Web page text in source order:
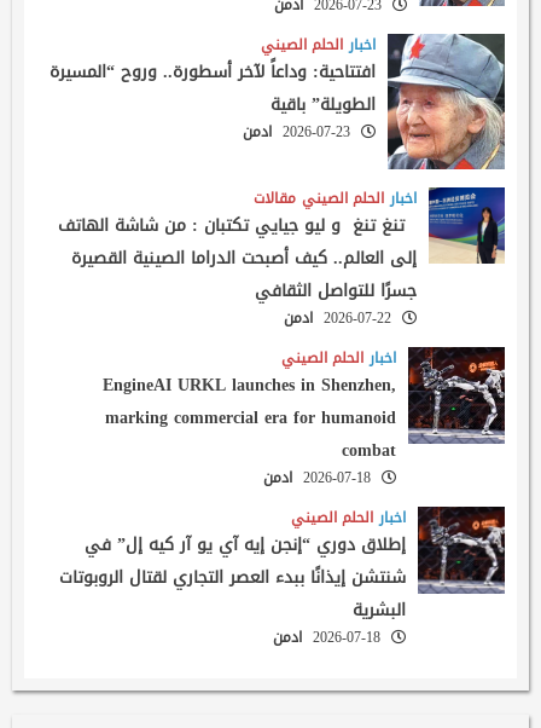
اخبار الحلم الصيني
افتتاحية: وداعاً لآخر أسطورة.. وروح “المسيرة
الطويلة” باقية
2026-07-23 ادمن
اخبار الحلم الصيني مقالات
تنغ تنغ و ليو جيايي تكتبان : من شاشة الهاتف
إلى العالم.. كيف أصبحت الدراما الصينية القصيرة
جسرًا للتواصل الثقافي
ادمن
اخبار الحلم الصيني
EngineAI URKL launches in Shenzhen,
marking commercial era for humanoid
combat
2026-07-18
ادمن
اخبار الحلم الصيني
إطلاق دوري “إنجن إيه آي يو آر كيه إل” في
شنتشن إيذانًا ببدء العصر التجاري لقتال الروبوتات
البشرية
ادمن